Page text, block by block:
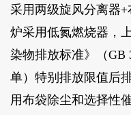
采用两级旋风分离器
炉采用低氮燃烧器，
染物排放标准》（GB
单）特别排放限值后
用布袋除尘和选择性